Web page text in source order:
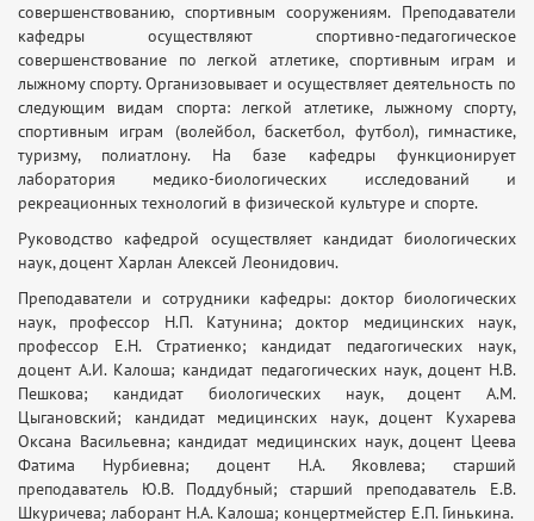
совершенствованию, спортивным сооружениям. Преподаватели
кафедры осуществляют спортивно-педагогическое
совершенствование по легкой атлетике, спортивным играм и
лыжному спорту. Организовывает и осуществляет деятельность по
следующим видам спорта: легкой атлетике, лыжному спорту,
спортивным играм (волейбол, баскетбол, футбол), гимнастике,
туризму, полиатлону. На базе кафедры функционирует
лаборатория медико-биологических исследований и
рекреационных технологий в физической культуре и спорте.
Руководство кафедрой осуществляет кандидат биологических
наук, доцент Харлан Алексей Леонидович.
Преподаватели и сотрудники кафедры: доктор биологических
наук, профессор Н.П. Катунина; доктор медицинских наук,
профессор Е.Н. Стратиенко; кандидат педагогических наук,
доцент А.И. Калоша; кандидат педагогических наук, доцент Н.В.
Пешкова; кандидат биологических наук, доцент А.М.
Цыгановский; кандидат медицинских наук, доцент Кухарева
Оксана Васильевна; кандидат медицинских наук, доцент Цеева
Фатима Нурбиевна; доцент Н.А. Яковлева; старший
преподаватель Ю.В. Поддубный; старший преподаватель Е.В.
Шкуричева; лаборант Н.А. Калоша; концертмейстер Е.П. Гинькина.